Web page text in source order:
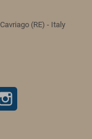
(RE) - Italy